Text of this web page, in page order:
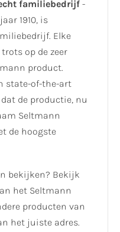
familiebedrijf -
1910, is
Elke
op de zeer
product.
state-of-the-art
de productie, nu
Seltmann
de hoogste
bekijken? Bekijk
het Seltmann
producten van
het juiste adres.